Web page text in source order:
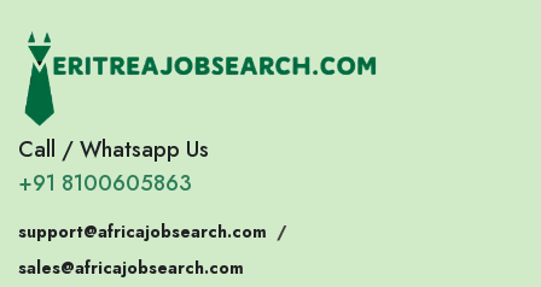
Call / Whatsapp Us
+91 8100605863
support@africajobsearch.com /
sales@africajobsearch.com